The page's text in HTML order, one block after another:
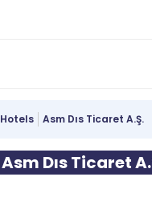
Hotels Asm Dıs Ticaret A.Ş.
Asm Dıs Ticaret